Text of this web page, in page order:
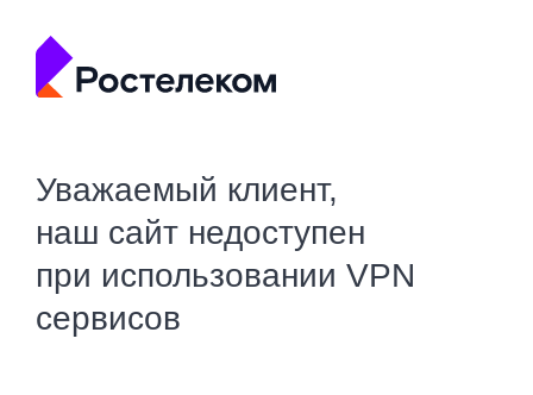
Уважаемый клиент,
наш сайт недоступен
при использовании VPN
сервисов